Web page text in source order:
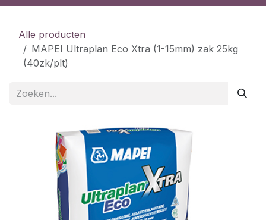
Alle producten
MAPEI Ultraplan Eco Xtra (1-15mm) zak 25kg
(40zk/plt)